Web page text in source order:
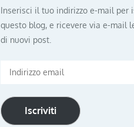
Inserisci il tuo indirizzo e-mail per
questo blog, e ricevere via e-mail
di nuovi post.
Indirizzo
Iscriviti